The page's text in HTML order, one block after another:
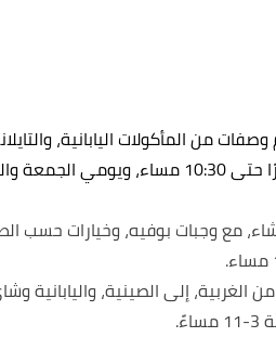
من المأكولات اليابانية،
والصينية، والمكسيكية وغيرها، يعمل من الساعة 12 ظهرًا حتى 10:30 مساء،
مع وجبات بوفيه، وخيارات حسب
إلى الصينية، واليابانية